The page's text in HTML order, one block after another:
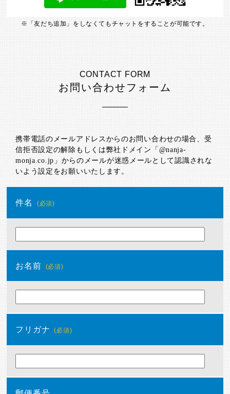
「友だち追加」をしなくてもチャットをすることが可能です。
CONTACT FORM
お問い合わせフォーム
携帯電話のメールアドレスからのお問い合わせの場合、受
信拒否設定の解除もしくは弊社ドメイン「@nanja-
monja.co.jp」からのメールが迷惑メールとして認識されな
いよう設定をお願いいたします。
件名 (必須)
お名前 (必須)
フリガナ (必須)